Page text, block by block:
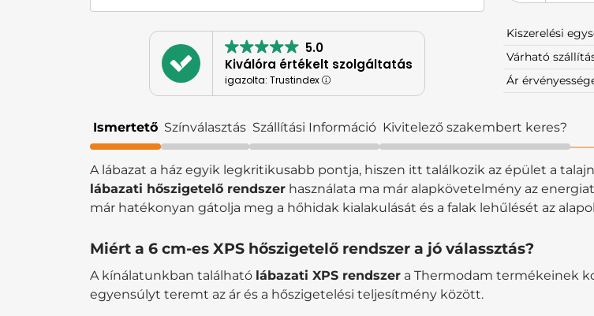
5.0
Kiválóra értékelt szolgáltatás
igazolta: Trustindex
Kiszerelési
Várható
Ár
Ismertető Színválasztás Szállítási Információ Kivitelező szakembert keres?
A lábazat a ház egyik legkritikusabb pontja, hiszen itt találkozik az épület a
lábazati hőszigetelő rendszer használata ma már alapkövetelmény az
már hatékonyan gátolja meg a hőhidak kialakulását és a falak lehűlését az
Miért a 6 cm-es XPS hőszigetelő rendszer a jó válassztás?
A kínálatunkban található lábazati XPS rendszer a Thermodam termékeinek
egyensúlyt teremt az ár és a hőszigetelési teljesítmény között.